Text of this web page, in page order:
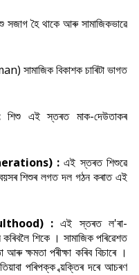
সজাগ হৈ থাকে আৰু সামাজিকভাৱে
সামাজিক বিকাশক চাৰিটা ভাগত
শিশু এই স্তৰত মাক-দেউতাকৰ
: এই স্তৰত শিশুৱে
শিশুৰ লগত দল গঠন কৰাত এই
: এই স্তৰত ল'ৰা-
শিকে । সামাজিক পৰিৱেশত
ক্ষমতা পৰীক্ষা কৰিব বিচাৰে ।
পৰিপক্ক ব্য়ক্তিৰ দৰে আচৰণ